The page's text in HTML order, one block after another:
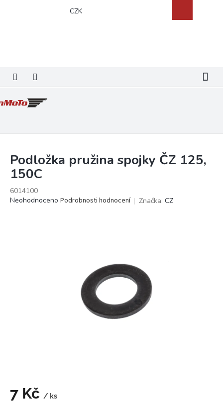
CZK
košík
Podložka pružina spojky ČZ 125,
150C
6014100
Průměrné
Neohodnoceno Podrobnosti hodnocení Značka: CZ
7 Kč / ks